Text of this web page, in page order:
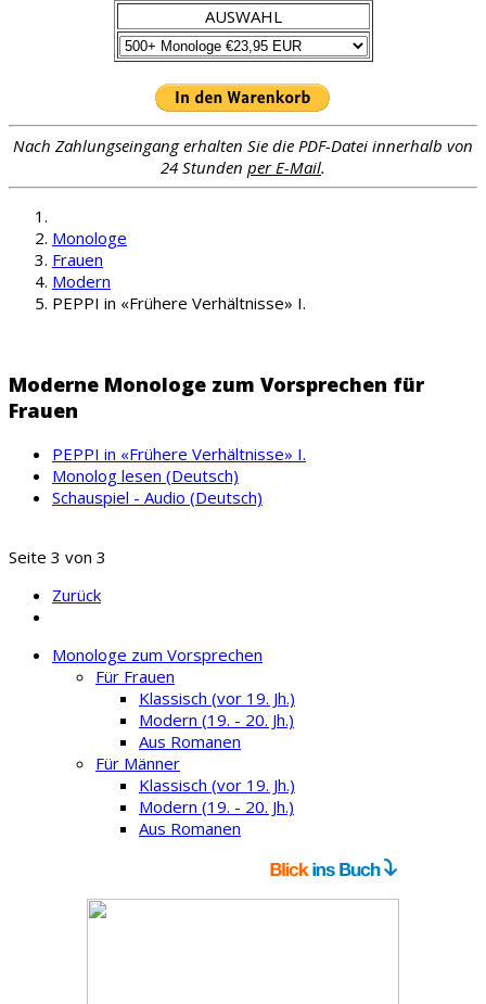
AUSWAHL
Nach Zahlungseingang erhalten Sie die PDF-Datei innerhalb von
24 Stunden per E-Mail.
Monologe
Frauen
Modern
PEPPI in «Frühere Verhältnisse» I.
Moderne Monologe zum Vorsprechen für
Frauen
PEPPI in «Frühere Verhältnisse» I.
Monolog lesen (Deutsch)
Schauspiel - Audio (Deutsch)
Seite 3 von 3
Zurück
Monologe zum Vorsprechen
Für Frauen
Klassisch (vor 19. Jh.)
Modern (19. - 20. Jh.)
Aus Romanen
Für Männer
Klassisch (vor 19. Jh.)
Modern (19. - 20. Jh.)
Aus Romanen